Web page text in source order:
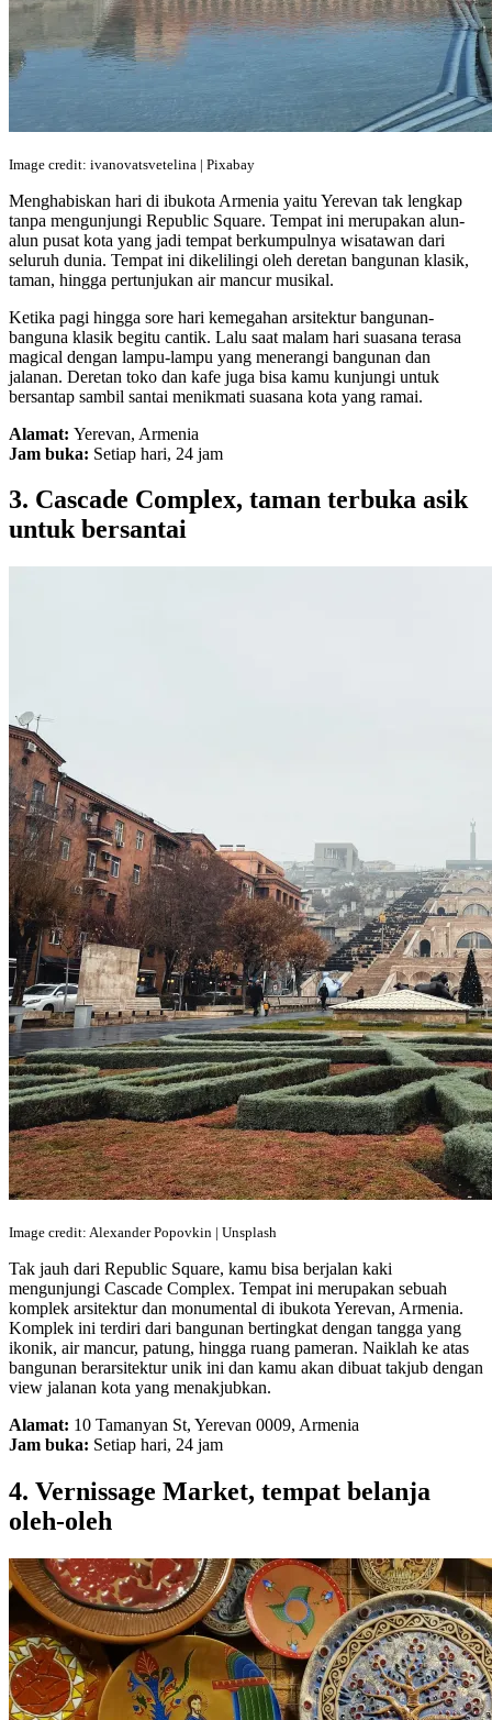
Image credit: ivanovatsvetelina | Pixabay
Menghabiskan hari di ibukota Armenia yaitu Yerevan tak lengkap
tanpa mengunjungi Republic Square. Tempat ini merupakan alun-
alun pusat kota yang jadi tempat berkumpulnya wisatawan dari
seluruh dunia. Tempat ini dikelilingi oleh deretan bangunan klasik,
taman, hingga pertunjukan air mancur musikal.
Ketika pagi hingga sore hari kemegahan arsitektur bangunan-
banguna klasik begitu cantik. Lalu saat malam hari suasana terasa
magical dengan lampu-lampu yang menerangi bangunan dan
jalanan. Deretan toko dan kafe juga bisa kamu kunjungi untuk
bersantap sambil santai menikmati suasana kota yang ramai.
Alamat: Yerevan, Armenia
Jam buka: Setiap hari, 24 jam
3. Cascade Complex, taman terbuka asik
untuk bersantai
Image credit: Alexander Popovkin | Unsplash
Tak jauh dari Republic Square, kamu bisa berjalan kaki
mengunjungi Cascade Complex. Tempat ini merupakan sebuah
komplek arsitektur dan monumental di ibukota Yerevan, Armenia.
Komplek ini terdiri dari bangunan bertingkat dengan tangga yang
ikonik, air mancur, patung, hingga ruang pameran. Naiklah ke atas
bangunan berarsitektur unik ini dan kamu akan dibuat takjub dengan
view jalanan kota yang menakjubkan.
Alamat: 10 Tamanyan St, Yerevan 0009, Armenia
Jam buka: Setiap hari, 24 jam
4. Vernissage Market, tempat belanja
oleh-oleh